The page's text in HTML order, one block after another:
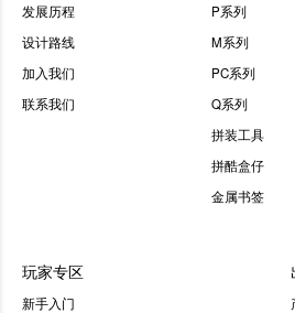
发展历程
设计路线
加入我们
联系我们
P系列
M系列
PC系列
Q系列
拼装工具
拼酷盒仔
金属书签
玩家专区
新手入门